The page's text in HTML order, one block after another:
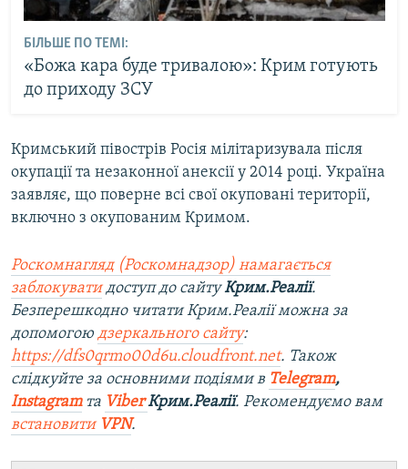
БІЛЬШЕ ПО ТЕМІ:
«Божа кара буде тривалою»: Крим готують
до приходу ЗСУ
Кримський півострів Росія мілітаризувала після
окупації та незаконної анексії у 2014 році. Україна
заявляє, що поверне всі свої окуповані території,
включно з окупованим Кримом.
Роскомнагляд (Роскомнадзор) намагається
заблокуватидоступ до сайтуКрим.Реалії.
Безперешкодно читати Крим.Реалії можна за
допомогою дзеркального сайту:
https://dfs0qrmo00d6u.cloudfront.net. Також
слідкуйте за основними подіями в Telegram,
Instagramта ViberКрим.Реалії. Рекомендуємо вам
встановити VPN.